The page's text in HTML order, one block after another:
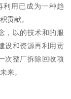
利用已成为一种趋
贡献。
，以的技术和的服
设和资源再利用贡
次整厂拆除回收项
来。